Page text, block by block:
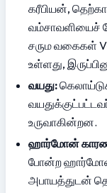
கரீபியன்,
வம்சாவளியைச்
சரும வகைகள்
உள்ளது,
வயது:
உருவாகின்றன.
ஹார்மோன்
போன்ற ஹார்மோன்
அபாயத்துடன்